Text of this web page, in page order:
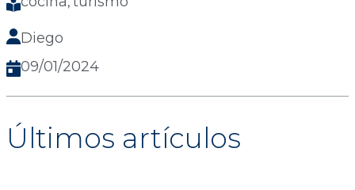
Diego
09/01/2024
Últimos artículos